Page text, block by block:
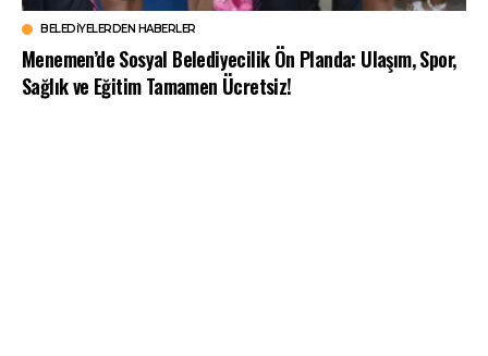
BELEDIYELERDEN HABERLER
Menemen’de Sosyal Belediyecilik Ön Planda: Ulaşım, Spor,
Sağlık ve Eğitim Tamamen Ücretsiz!